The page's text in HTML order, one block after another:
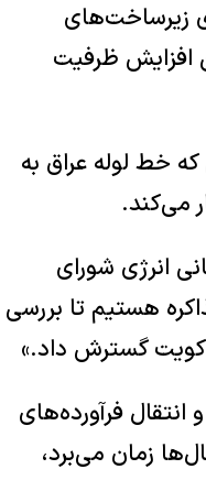
زیرساخت‌های
افزایش ظرفیت
خط لوله عراق به
می‌کند.
انرژی شورای
هستیم تا بررسی
کویت گسترش داد.»
در روز باشد و انتقال فرآورده‌های
زمان می‌برد،